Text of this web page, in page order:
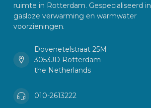
ruimte in Rotterdam. Gespecialiseerd in
gasloze verwarming en warmwater
voorzieningen.
Dovenetelstraat 25M
3053JD Rotterdam
the Netherlands
010-2613222